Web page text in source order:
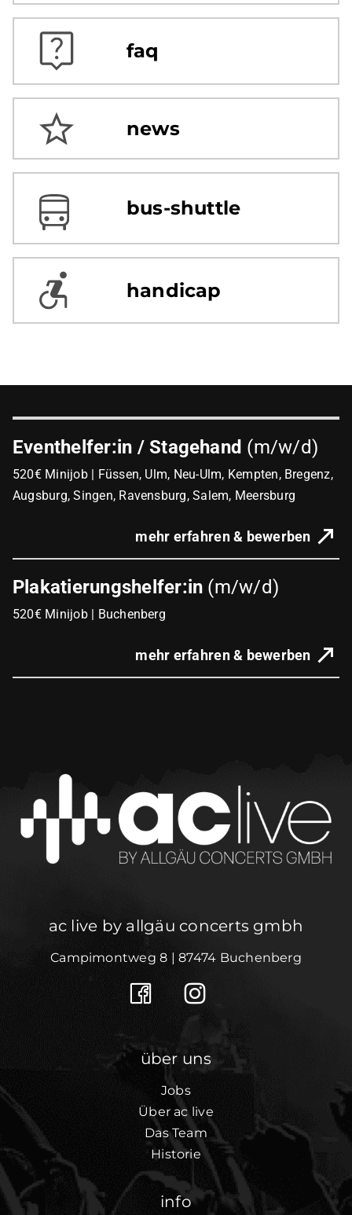
faq
news
bus-shuttle
handicap
Eventhelfer:in / Stagehand (m/w/d)
520€ Minijob | Füssen, Ulm, Neu-Ulm, Kempten, Bregenz,
Augsburg, Singen, Ravensburg, Salem, Meersburg
mehr erfahren & bewerben
Plakatierungshelfer:in (m/w/d)
520€ Minijob | Buchenberg
mehr erfahren & bewerben
ac live by allgäu concerts gmbh
Campimontweg 8 | 87474 Buchenberg
über uns
Jobs
Über ac live
Das Team
Historie
info